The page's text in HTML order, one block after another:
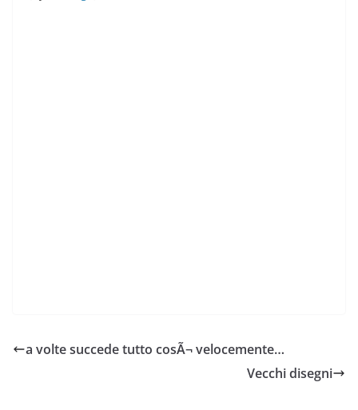
a volte succede tutto cosÃ¬ velocemente…
Vecchi disegni